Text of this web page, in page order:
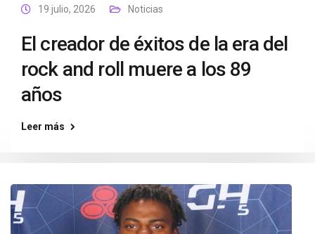
19 julio, 2026 Noticias
El creador de éxitos de la era del
rock and roll muere a los 89
años
Leer más